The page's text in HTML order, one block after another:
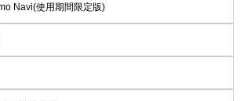
Navi(使用期間限定版)